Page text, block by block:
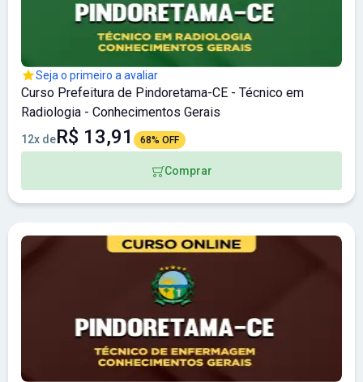
Seja o primeiro a avaliar
Curso Prefeitura de Pindoretama-CE - Técnico em
Radiologia - Conhecimentos Gerais
12x deR$ 13,91 68% OFF
Comprar